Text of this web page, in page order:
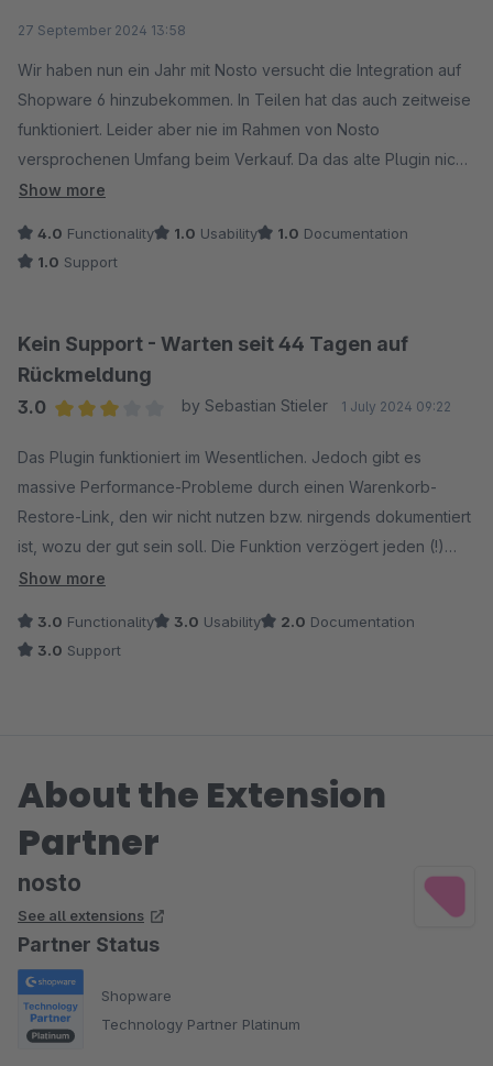
We're thrilled so far and are looking forward to the new
functions that are due to come in early 2025 - especially to
the fact that the content will then also be integrated into the
search.
27 September 2024 13:58
Wir haben nun ein Jahr mit Nosto versucht die Integration auf
Shopware 6 hinzubekommen. In Teilen hat das auch zeitweise
funktioniert. Leider aber nie im Rahmen von Nosto
versprochenen Umfang beim Verkauf. Da das alte Plugin nicht
mehr unterstützt wird sind wir auf SW 6.6 umgestiegen damit
die Suche funktioniert problemlos.
Der Support stützt sich seit 2 Monaten auf ihre Entwickler.
Leider konnten diese bis Dato die Probleme weder
Nosto an sich wäre vom Prinzip her eine gute Sache. Nützt
allerdings wenig bis gar nichts wenn es nicht benutzen
werden kann.
Sollte sich was an der Situation ändern gibt's hier ein Update.
Show more
4.0 Functionality 1.0 Usability 1.0 Documentation
1.0 Support
Kein Support - Warten seit 44 Tagen auf
Rückmeldung
3.0
by Sebastian Stieler 1 July 2024 09:22
Das Plugin funktioniert im Wesentlichen. Jedoch gibt es
massive Performance-Probleme durch einen Warenkorb-
Restore-Link, den wir nicht nutzen bzw. nirgends dokumentiert
ist, wozu der gut sein soll. Die Funktion verzögert jeden (!)
Seitenaufruf um mehrere Sekunden. Eine detaillierte Analyse
Monaten auf eine Antwort.
--------------------------
Show more
3.0 Functionality 3.0 Usability 2.0 Documentation
3.0 Support
About the Extension
Partner
nosto
See all extensions
Partner Status
Shopware
Technology Partner Platinum